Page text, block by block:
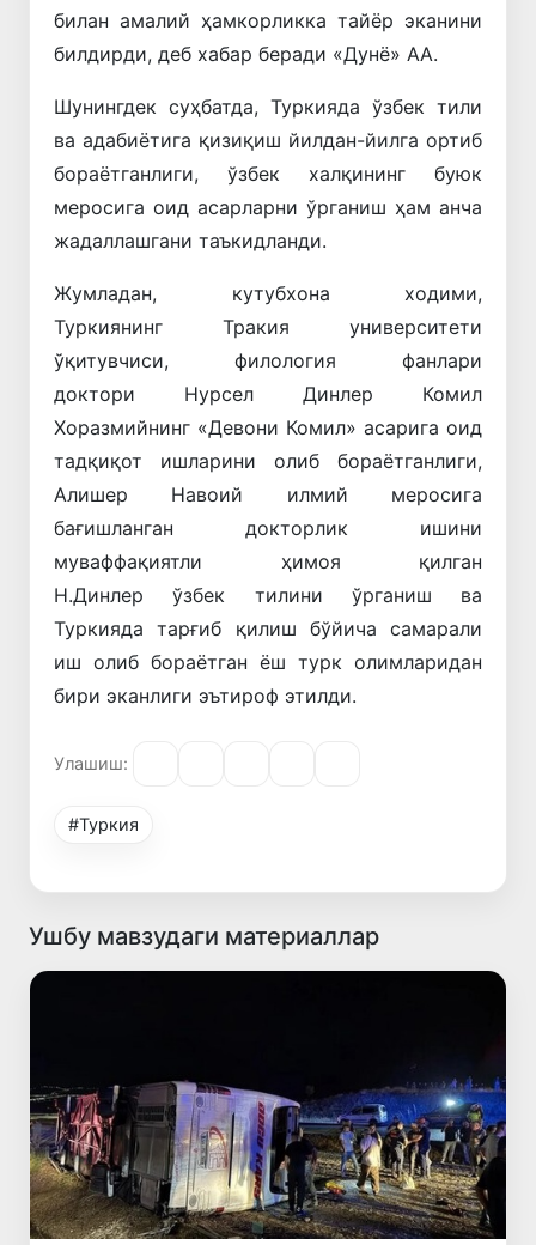
билан амалий ҳамкорликка тайёр эканини
билдирди, деб хабар беради «Дунё» АА.
Шунингдек суҳбатда, Туркияда ўзбек тили
ва адабиётига қизиқиш йилдан-йилга ортиб
бораётганлиги, ўзбек халқининг буюк
меросига оид асарларни ўрганиш ҳам анча
жадаллашгани таъкидланди.
Жумладан, кутубхона ходими,
Туркиянинг Тракия университети
ўқитувчиси, филология фанлари
доктори Нурсел Динлер Комил
Хоразмийнинг «Девони Комил» асарига оид
тадқиқот ишларини олиб бораётганлиги,
Алишер Навоий илмий меросига
бағишланган докторлик ишини
муваффақиятли ҳимоя қилган
Н.Динлер ўзбек тилини ўрганиш ва
Туркияда тарғиб қилиш бўйича самарали
иш олиб бораётган ёш турк олимларидан
бири эканлиги эътироф этилди.
Улашиш:
#Туркия
Ушбу мавзудаги материаллар